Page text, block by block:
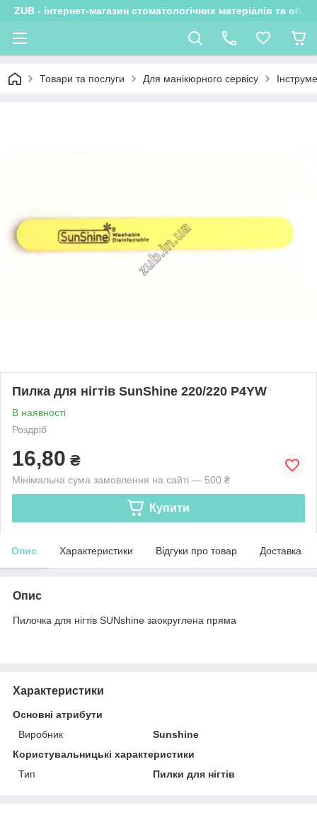
ZUB - інтернет-магазин стоматологічних матеріалів та
Товари та послуги Для манікюрного сервісу
Пилка для нігтів SunShine 220/220 P4YW
В наявності
Роздріб
16,80 ₴
Мінімальна сума замовлення на сайті — 500 ₴
Купити
Опис Характеристики Відгуки про товар Доставка
Опис
Пилочка для нігтів SUNshine заокруглена пряма
Характеристики
Основні атрибути
Виробник
Sunshine
Користувальницькі характеристики
Тип
Пилки для нігтів